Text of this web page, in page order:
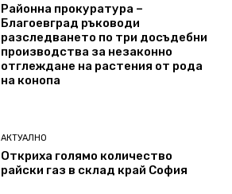
Районна прокуратура –
Благоевград ръководи
разследването по три досъдебни
производства за незаконно
отглеждане на растения от рода
на конопа
АКТУАЛНО
Откриха голямо количество
райски газ в склад край София